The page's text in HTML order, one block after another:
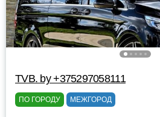
TVB. by +375297058111
ПО ГОРОДУ МЕЖГОРОД